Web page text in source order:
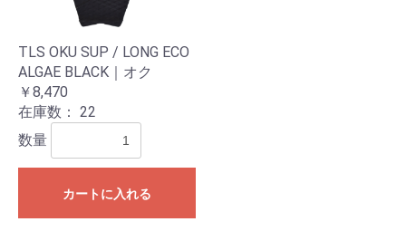
TLS OKU SUP / LONG ECO
ALGAE BLACK｜オク
￥8,470
在庫数： 22
数量
カートに入れる